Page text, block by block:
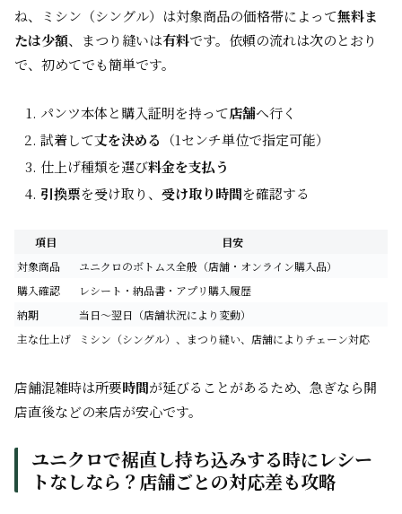
ね、ミシン（シングル）は対象商品の価格帯によって無料ま
たは少額、まつり縫いは有料です。依頼の流れは次のとおり
で、初めてでも簡単です。
パンツ本体と購入証明を持って店舗へ行く
試着して丈を決める
（1センチ単位で指定可能）
仕上げ種類を選び料金を支払う
引換票を受け取り、 受け取り時間を確認する
項目
目安
対象商品
ユニクロのボトムス全般（店舗・オンライン購入品）
購入確認
レシート・納品書・アプリ購入履歴
納期
当日～翌日（店舗状況により変動）
主な仕上げ
ミシン（シングル）、まつり縫い、店舗によりチェーン対応
店舗混雑時は所要時間が延びることがあるため、急ぎなら開
店直後などの来店が安心です。
ユニクロで裾直し持ち込みする時にレシー
トなしなら？店舗ごとの対応差も攻略